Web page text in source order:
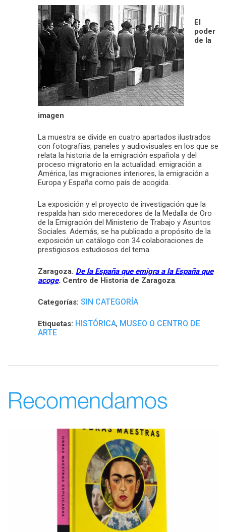
El
poder
de la
imagen
La muestra se divide en cuatro apartados ilustrados
con fotografías, paneles y audiovisuales en los que se
relata la historia de la emigración española y del
proceso migratorio en la actualidad: emigración a
América, las migraciones interiores, la emigración a
Europa y España como país de acogida.
La exposición y el proyecto de investigación que la
respalda han sido merecedores de la Medalla de Oro
de la Emigración del Ministerio de Trabajo y Asuntos
Sociales. Además, se ha publicado a propósito de la
exposición un catálogo con 34 colaboraciones de
prestigiosos estudiosos del tema.
Zaragoza. De la España que emigra a la España que
acoge. Centro de Historia de Zaragoza.
Categorías: SIN CATEGORÍA
Etiquetas: HISTÓRICA, MUSEO O CENTRO DE
ARTE
Recomendamos